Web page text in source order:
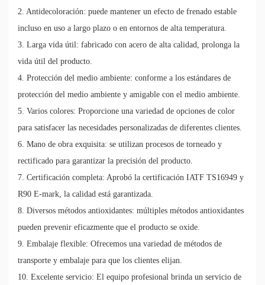
2. Antidecoloración: puede mantener un efecto de frenado estable
incluso en uso a largo plazo o en entornos de alta temperatura.
3. Larga vida útil: fabricado con acero de alta calidad, prolonga la
vida útil del producto.
4. Protección del medio ambiente: conforme a los estándares de
protección del medio ambiente y amigable con el medio ambiente.
5. Varios colores: Proporcione una variedad de opciones de color
para satisfacer las necesidades personalizadas de diferentes clientes.
6. Mano de obra exquisita: se utilizan procesos de torneado y
rectificado para garantizar la precisión del producto.
7. Certificación completa: Aprobó la certificación IATF TS16949 y
R90 E-mark, la calidad está garantizada.
8. Diversos métodos antioxidantes: múltiples métodos antioxidantes
pueden prevenir eficazmente que el producto se oxide.
9. Embalaje flexible: Ofrecemos una variedad de métodos de
transporte y embalaje para que los clientes elijan.
10. Excelente servicio: El equipo profesional brinda un servicio de